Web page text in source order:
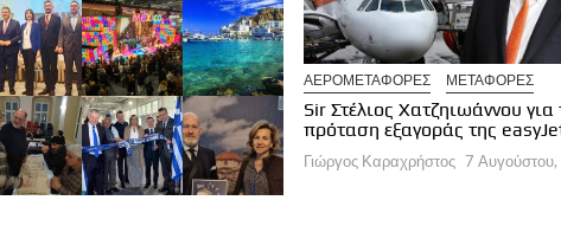
ΤΕΧΝΟΛΟΓΙΑ
Nelios: Το AI Act ως ευκαιρία για
τον τουρισμό
Γιώργος Καραχρήστος 7 Αυγούστου, 2026
ΑΕΡΟΜΕΤΑΦΟΡΕΣ ΜΕΤΑΦΟΡΕΣ
Sir Στέλιος Χατζηιωάννου για
πρόταση εξαγοράς της
Γιώργος Καραχρήστος 7